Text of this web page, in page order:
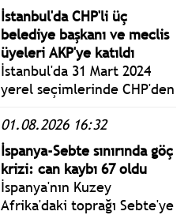
İstanbul'da CHP'li üç
belediye başkanı ve meclis
üyeleri AKP'ye katıldı
İstanbul'da 31 Mart 2024
yerel seçimlerinde CHP'den
Başkanı Eren Ali Bingöl,
Çekmeköy Belediye Başkanı
Orhan Çerkez ve Şile
Belediye Başkanvekili Sacit
Terzi AKP'ye katıldı.
01.08.2026 16:32
İspanya-Sebte sınırında göç
krizi: can kaybı 67 oldu
İspanya'nın Kuzey
Afrika'daki toprağı Sebte'ye